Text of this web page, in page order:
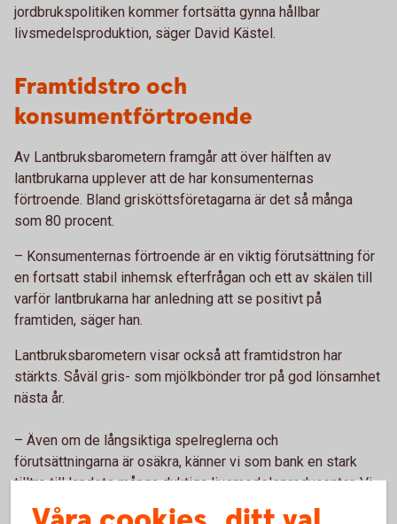
jordbrukspolitiken kommer fortsätta gynna hållbar
livsmedelsproduktion, säger David Kästel.
Framtidstro och
konsumentförtroende
Av Lantbruksbarometern framgår att över hälften av
lantbrukarna upplever att de har konsumenternas
förtroende. Bland grisköttsföretagarna är det så många
som 80 procent.
– Konsumenternas förtroende är en viktig förutsättning för
en fortsatt stabil inhemsk efterfrågan och ett av skälen till
varför lantbrukarna har anledning att se positivt på
framtiden, säger han.
Lantbruksbarometern visar också att framtidstron har
stärkts. Såväl gris- som mjölkbönder tror på god lönsamhet
nästa år.
– Även om de långsiktiga spelreglerna och
förutsättningarna är osäkra, känner vi som bank en stark
tilltro till landets många duktiga livsmedelsproducenter. Vi
kommer självklart att fortsätta stötta sunda och